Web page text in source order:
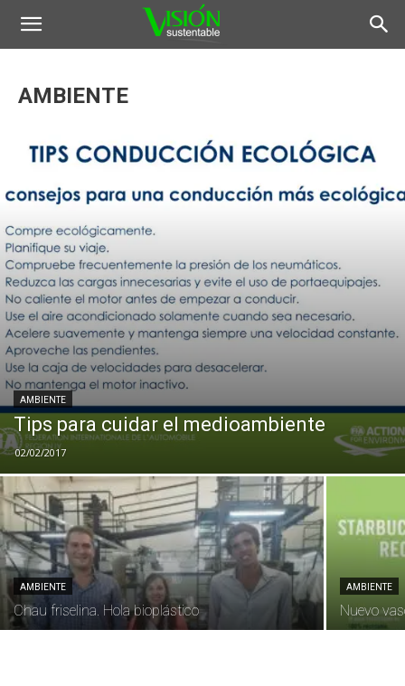
AMBIENTE
AMBIENTE
Tips para cuidar el medioambiente
02/02/2017
AMBIENTE
Chau friselina. Hola bioplástico
AMBIENTE
Nuevo